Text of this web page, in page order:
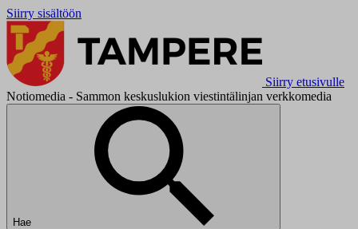
Siirry sisältöön
Siirry etusivulle
Notiomedia - Sammon keskuslukion viestintälinjan verkkomedia
Hae